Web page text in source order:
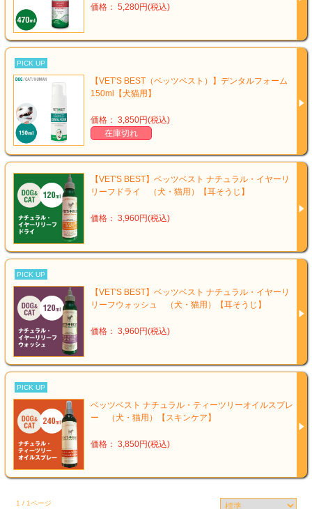
価格： 5,280円(税込)
PICK UP
【VET'S BEST（ベッツベスト）】デンタルフォーム
150ml【犬猫用】
価格： 3,850円(税込)
在庫切れ
【VET'S BEST】ベッツベスト ナチュラル・イヤーリ
リーフドライ （犬・猫用）【耳そうじ】
価格： 3,960円(税込)
PICK UP
【VET'S BEST】ベッツベスト ナチュラル・イヤーリ
リーフウォッシュ （犬・猫用）【耳そうじ】
価格： 3,960円(税込)
PICK UP
ベッツベスト ナチュラル・ティーツリーオイルスプレ
ー （犬・猫用）【スキンケア】
価格： 3,850円(税込)
1 / 1ページ